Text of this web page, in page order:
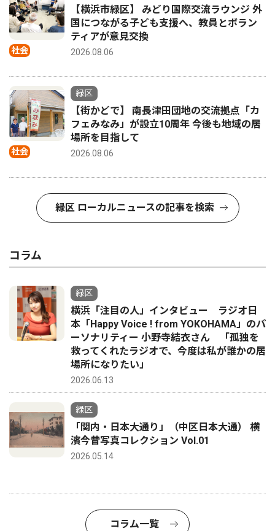
社会
【横浜市緑区】 みどり国際交流ラウンジ 外
国につながる子ども支援へ、教員とボラン
ティアが意見交換
2026.08.06
社会
緑区
【街かどで】 南長津田団地の交流拠点「カ
フェみなみ」が設立10周年 今後も地域の居
場所を目指して
2026.08.06
緑区 ローカルニュースの記事を検索
コラム
緑区
横浜「注目の人」インタビュー ラジオ日
本「Happy Voice ! from YOKOHAMA」のパ
ーソナリティー 小野寺結衣さん 「孤独を
救ってくれたラジオで、今度は私が誰かの居
場所になりたい」
2026.06.13
緑区
「関内・日本大通り」（中区日本大通） 横
濱今昔写真コレクション Vol.01
2026.05.14
コラム一覧